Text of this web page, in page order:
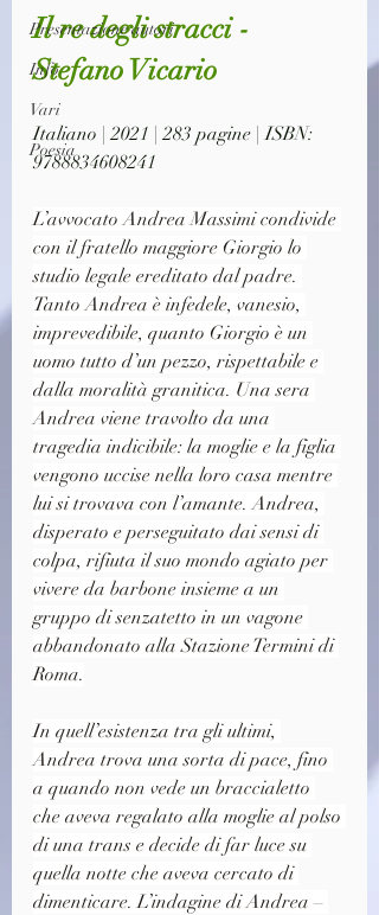
Presentazione autori
Info
Vari
Poesia
Il re degli stracci -
Stefano Vicario
Italiano | 2021 | 283 pagine | ISBN:
9788834608241
L’avvocato Andrea Massimi condivide
con il fratello maggiore Giorgio lo
studio legale ereditato dal padre.
Tanto Andrea è infedele, vanesio,
imprevedibile, quanto Giorgio è un
uomo tutto d’un pezzo, rispettabile e
dalla moralità granitica. Una sera
Andrea viene travolto da una
tragedia indicibile: la moglie e la figlia
vengono uccise nella loro casa mentre
lui si trovava con l’amante. Andrea,
disperato e perseguitato dai sensi di
colpa, rifiuta il suo mondo agiato per
vivere da barbone insieme a un
gruppo di senzatetto in un vagone
abbandonato alla Stazione Termini di
Roma.
In quell’esistenza tra gli ultimi,
Andrea trova una sorta di pace, fino
a quando non vede un braccialetto
che aveva regalato alla moglie al polso
di una trans e decide di far luce su
quella notte che aveva cercato di
dimenticare. L’indagine di Andrea –